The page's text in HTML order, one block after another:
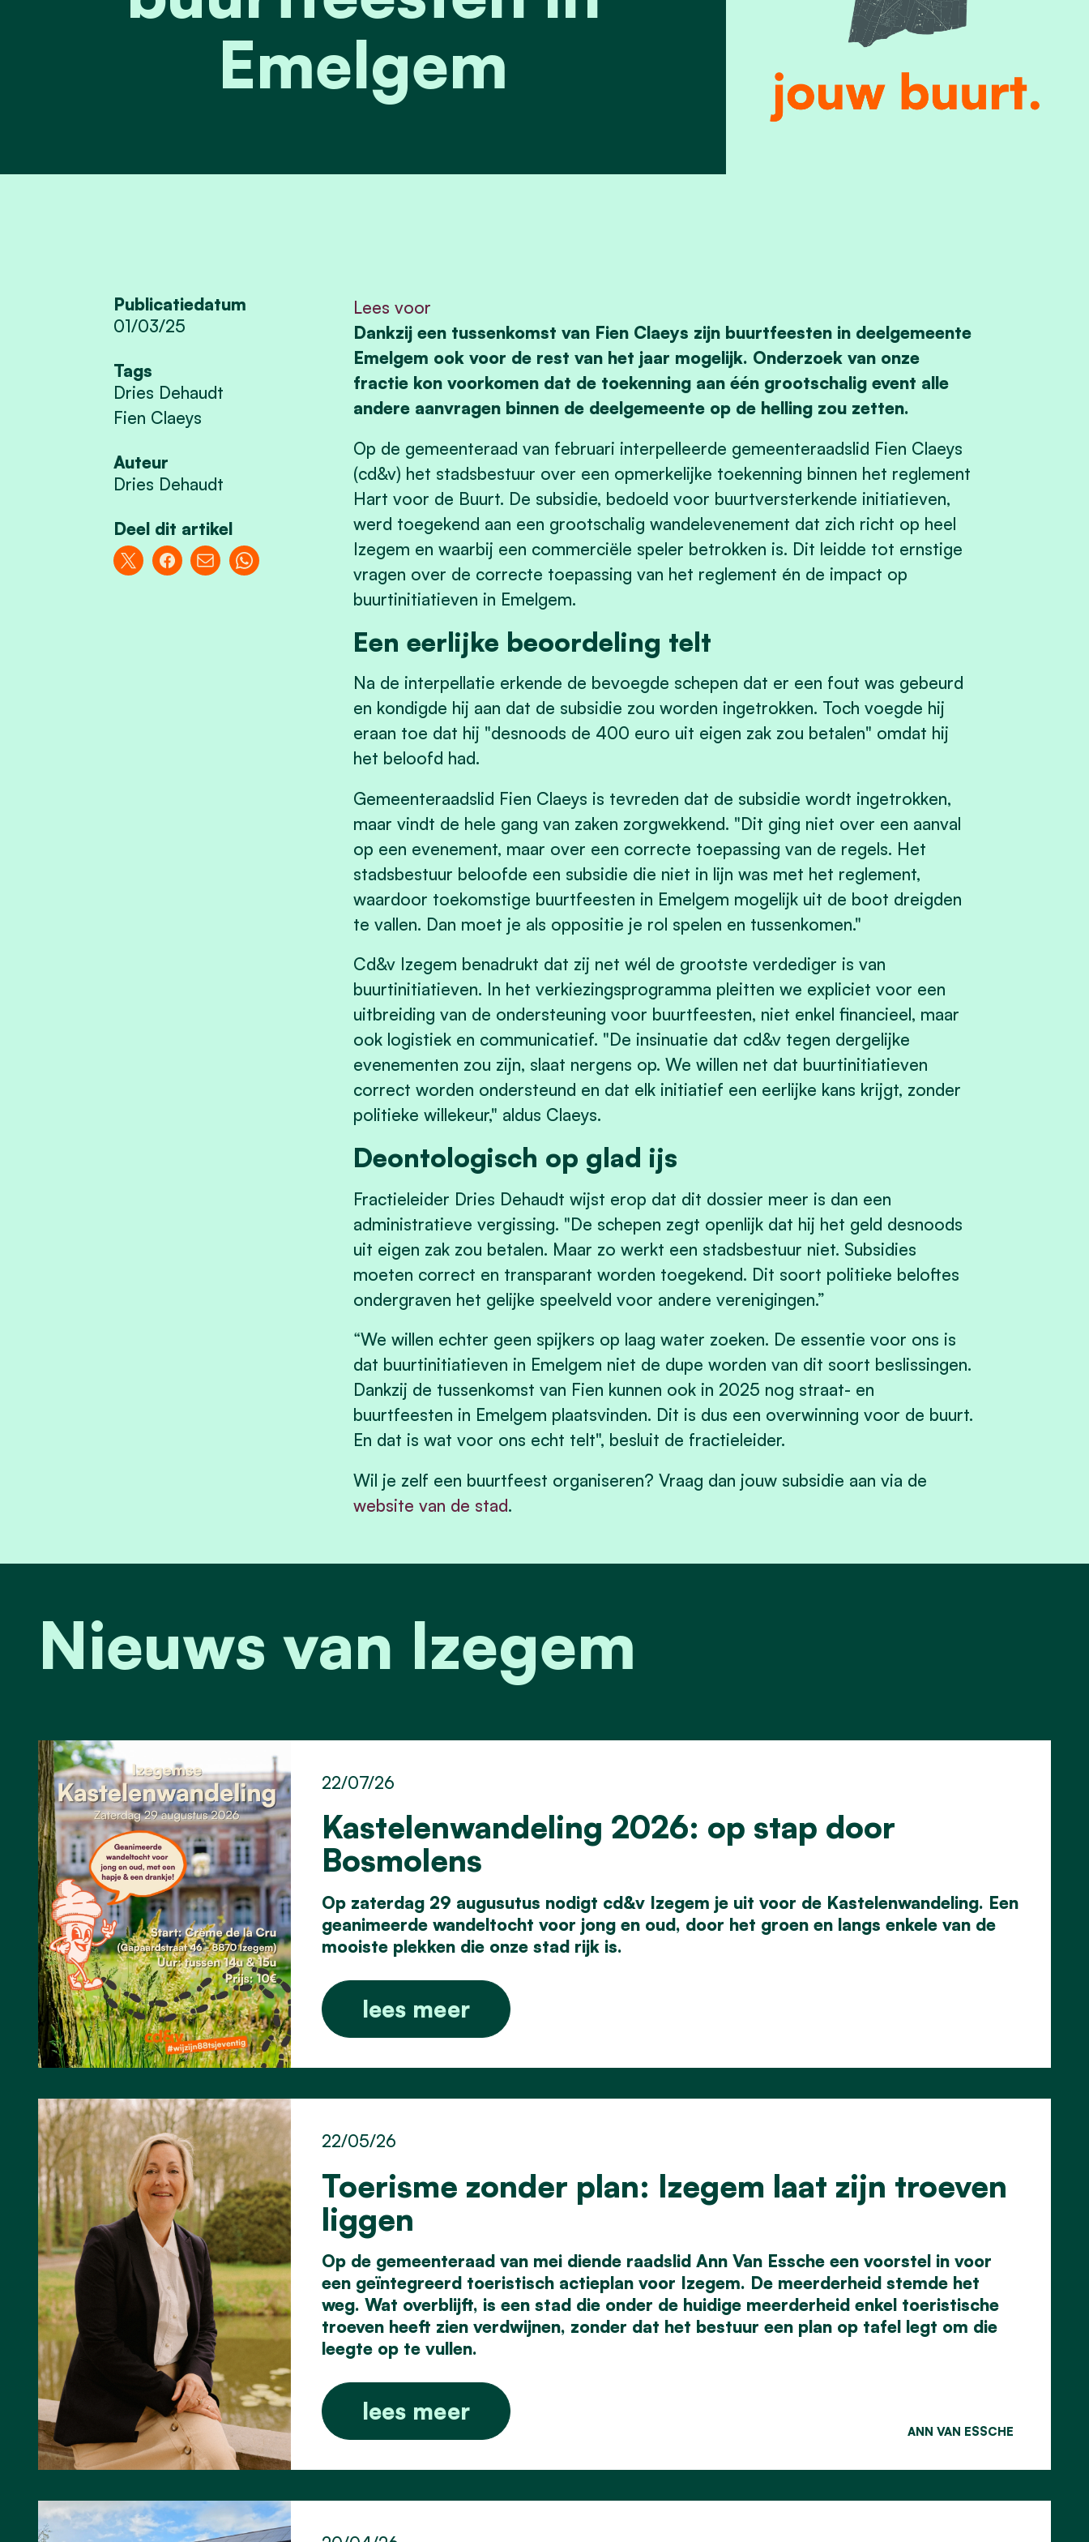
Emelgem
Publicatiedatum
01/03/25
Tags
Dries Dehaudt
Fien Claeys
Auteur
Dries Dehaudt
Deel dit artikel
Lees voor
Dankzij een tussenkomst van Fien Claeys zijn buurtfeesten in deelgemeente
Emelgem ook voor de rest van het jaar mogelijk. Onderzoek van onze
fractie kon voorkomen dat de toekenning aan één grootschalig event alle
andere aanvragen binnen de deelgemeente op de helling zou zetten.
Op de gemeenteraad van februari interpelleerde gemeenteraadslid Fien Claeys
(cd&v) het stadsbestuur over een opmerkelijke toekenning binnen het reglement
Hart voor de Buurt. De subsidie, bedoeld voor buurtversterkende initiatieven,
werd toegekend aan een grootschalig wandelevenement dat zich richt op heel
Izegem en waarbij een commerciële speler betrokken is. Dit leidde tot ernstige
vragen over de correcte toepassing van het reglement én de impact op
buurtinitiatieven in Emelgem.
Een eerlijke beoordeling telt
Na de interpellatie erkende de bevoegde schepen dat er een fout was gebeurd
en kondigde hij aan dat de subsidie zou worden ingetrokken. Toch voegde hij
eraan toe dat hij "desnoods de 400 euro uit eigen zak zou betalen" omdat hij
het beloofd had.
Gemeenteraadslid Fien Claeys is tevreden dat de subsidie wordt ingetrokken,
maar vindt de hele gang van zaken zorgwekkend. "Dit ging niet over een aanval
op een evenement, maar over een correcte toepassing van de regels. Het
stadsbestuur beloofde een subsidie die niet in lijn was met het reglement,
waardoor toekomstige buurtfeesten in Emelgem mogelijk uit de boot dreigden
te vallen. Dan moet je als oppositie je rol spelen en tussenkomen."
Cd&v Izegem benadrukt dat zij net wél de grootste verdediger is van
buurtinitiatieven. In het verkiezingsprogramma pleitten we expliciet voor een
uitbreiding van de ondersteuning voor buurtfeesten, niet enkel financieel, maar
ook logistiek en communicatief. "De insinuatie dat cd&v tegen dergelijke
evenementen zou zijn, slaat nergens op. We willen net dat buurtinitiatieven
correct worden ondersteund en dat elk initiatief een eerlijke kans krijgt, zonder
politieke willekeur," aldus Claeys.
Deontologisch op glad ijs
Fractieleider Dries Dehaudt wijst erop dat dit dossier meer is dan een
administratieve vergissing. "De schepen zegt openlijk dat hij het geld desnoods
uit eigen zak zou betalen. Maar zo werkt een stadsbestuur niet. Subsidies
moeten correct en transparant worden toegekend. Dit soort politieke beloftes
ondergraven het gelijke speelveld voor andere verenigingen.”
“We willen echter geen spijkers op laag water zoeken. De essentie voor ons is
dat buurtinitiatieven in Emelgem niet de dupe worden van dit soort beslissingen.
Dankzij de tussenkomst van Fien kunnen ook in 2025 nog straat- en
buurtfeesten in Emelgem plaatsvinden. Dit is dus een overwinning voor de buurt.
En dat is wat voor ons echt telt", besluit de fractieleider.
Wil je zelf een buurtfeest organiseren? Vraag dan jouw subsidie aan via de
website van de stad.
Nieuws van Izegem
Kastelenwandeling 2026: op stap door
Bosmolens
22/07/26
Op zaterdag 29 augusutus nodigt cd&v Izegem je uit voor de Kastelenwandeling. Een
geanimeerde wandeltocht voor jong en oud, door het groen en langs enkele van de
mooiste plekken die onze stad rijk is.
lees meer
Toerisme zonder plan: Izegem laat zijn troeven
liggen
22/05/26
Op de gemeenteraad van mei diende raadslid Ann Van Essche een voorstel in voor
een geïntegreerd toeristisch actieplan voor Izegem. De meerderheid stemde het
weg. Wat overblijft, is een stad die onder de huidige meerderheid enkel toeristische
troeven heeft zien verdwijnen, zonder dat het bestuur een plan op tafel legt om die
leegte op te vullen.
lees meer
ANN VAN ESSCHE